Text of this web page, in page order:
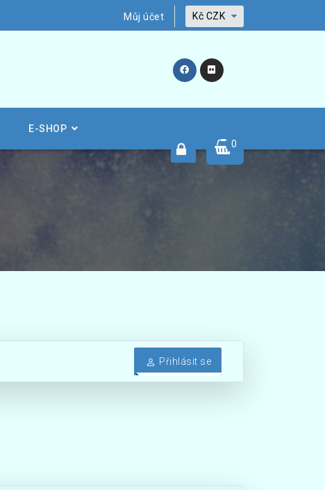
Můj účet Kč CZK
E-SHOP
0
Přihlásit se